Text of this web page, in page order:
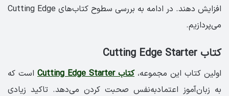
افزایش دهند. در ادامه به بررسی سطوح کتاب‌های Cutting Edge
می‌پردازیم.
کتاب Cutting Edge Starter
اولین کتاب این مجموعه،کتاب Cutting Edge Starter
است که
به زبان‌آموز اعتمادبه‌نفس صحبت کردن می‌دهد. تاکید زیادی